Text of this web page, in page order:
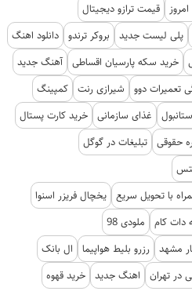
قیمت ترازو دیجیتال
پلی لیست جدید بروکر ترندو دانلود اهنگ
خرید سکه پارسیان اقساطی آهنگ جدید
تعمیرات دوو شیرازی رنت کمپینگ
غذای سازمانی خرید کارت پستال
حقوقی تبلیغات در گوگل
با تحویل سریع یخچال فریزر اسنوا
دات کام
ملودی 98
مشهد رزرو بلیط هواپیما
ال بانک
در تهران اهنگ جدید خرید قهوه